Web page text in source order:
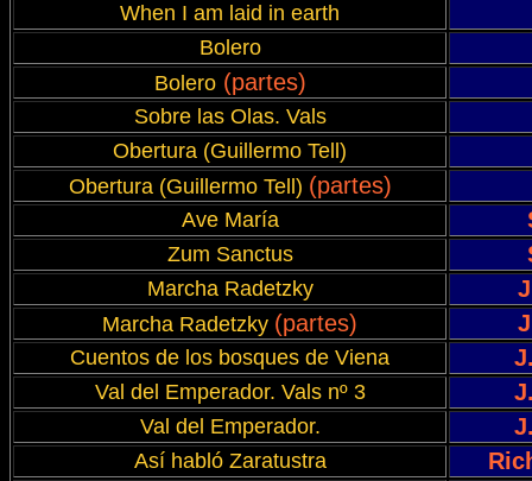
When I am laid in earth
Bolero
Bolero(partes)
Sobre las Olas. Vals
Obertura (Guillermo Tell)
Obertura (Guillermo Tell) (partes)
Ave María
Zum Sanctus
Marcha Radetzky
Marcha Radetzky (partes)
Cuentos de los bosques de Viena
Val del Emperador. Vals nº 3
Val del Emperador.
Así habló Zaratustra